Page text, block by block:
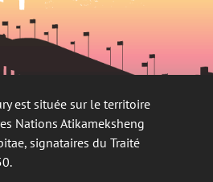
est située sur le territoire
Nations Atikameksheng
signataires du Traité